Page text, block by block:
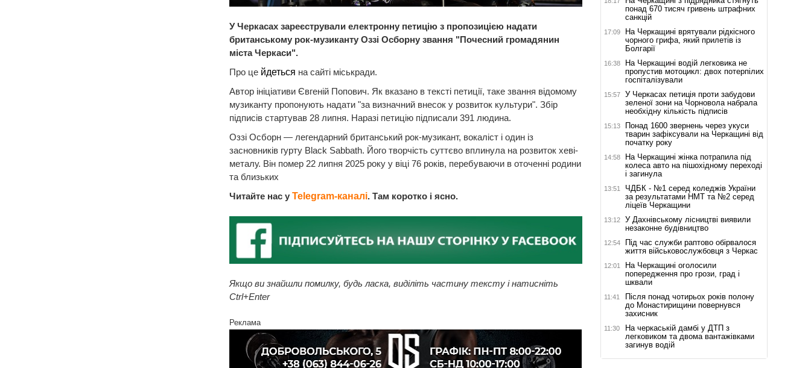
У Черкасах зареєстрували електронну петицію з пропозицією надати
британському рок-музиканту Оззі Осборну звання "Почесний громадянин
міста Черкаси".
Про це йдеться на сайті міськради.
Автор ініціативи Євгеній Попович. Як вказано в тексті петиції, таке звання відомому
музиканту пропонують надати "за визначний внесок у розвиток культури". Збір
підписів стартував 28 липня. Наразі петицію підписали 391 людина.
Оззі Осборн — легендарний британський рок-музикант, вокаліст і один із
засновників гурту Black Sabbath. Його творчість суттєво вплинула на розвиток хеві-
металу. Він помер 22 липня 2025 року у віці 76 років, перебуваючи в оточенні родини
та близьких
Читайте нас у Telegram-каналі. Там коротко і ясно.
Якщо ви знайшли помилку, будь ласка, виділіть частину тексту і натисніть
Ctrl+Enter
Реклама
понад 670 тисяч гривень штрафних
санкцій
17:09
На Черкащині врятували рідкісного
чорного грифа, який прилетів із
Болгарії
16:38
На Черкащині водій легковика не
пропустив мотоцикл: двох потерпілих
госпіталізували
15:57
У Черкасах петиція проти забудови
зеленої зони на Чорновола набрала
необхідну кількість підписів
15:13
Понад 1600 звернень через укуси
тварин зафіксували на Черкащині від
початку року
14:58
На Черкащині жінка потрапила під
колеса авто на пішохідному переході
і загинула
13:51
ЧДБК - №1 серед коледжів України
за результатами НМТ та №2 серед
ліцеїв Черкащини
13:12
У Дахнівському лісництві виявили
незаконне будівництво
12:54
Під час служби раптово обірвалося
життя військовослужбовця з Черкас
12:01
На Черкащині оголосили
попередження про грози, град і
шквали
11:41
Після понад чотирьох років полону
до Монастирищини повернувся
захисник
11:30
На черкаській дамбі у ДТП з
легковиком та двома вантажівками
загинув водій